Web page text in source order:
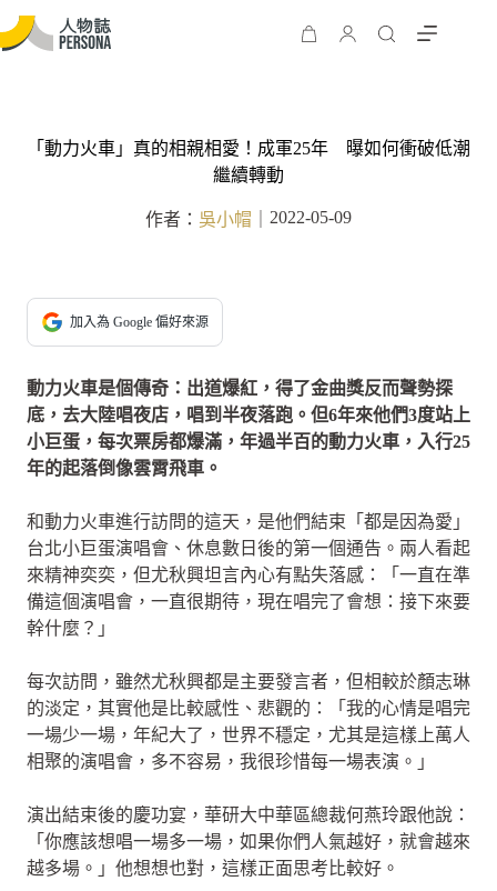
「動力火車」真的相親相愛！成軍25年 曝如何衝破低潮
繼續轉動
作者： 吳小帽 2022-05-09
加入為 Google 偏好來源
動力火車是個傳奇：出道爆紅，得了金曲獎反而聲勢探
底，去大陸唱夜店，唱到半夜落跑。但6年來他們3度站上
小巨蛋，每次票房都爆滿，年過半百的動力火車，入行25
年的起落倒像雲霄飛車。
和動力火車進行訪問的這天，是他們結束「都是因為愛」
台北小巨蛋演唱會、休息數日後的第一個通告。兩人看起
來精神奕奕，但尤秋興坦言內心有點失落感：「一直在準
備這個演唱會，一直很期待，現在唱完了會想：接下來要
幹什麼？」
每次訪問，雖然尤秋興都是主要發言者，但相較於顏志琳
的淡定，其實他是比較感性、悲觀的：「我的心情是唱完
一場少一場，年紀大了，世界不穩定，尤其是這樣上萬人
相聚的演唱會，多不容易，我很珍惜每一場表演。」
演出結束後的慶功宴，華研大中華區總裁何燕玲跟他說：
「你應該想唱一場多一場，如果你們人氣越好，就會越來
越多場。」他想想也對，這樣正面思考比較好。